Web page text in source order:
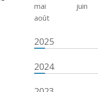
mai
juin
août
2025
2024